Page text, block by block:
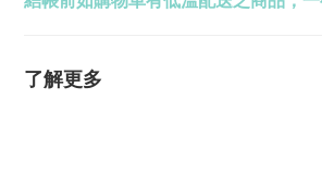
了解更多